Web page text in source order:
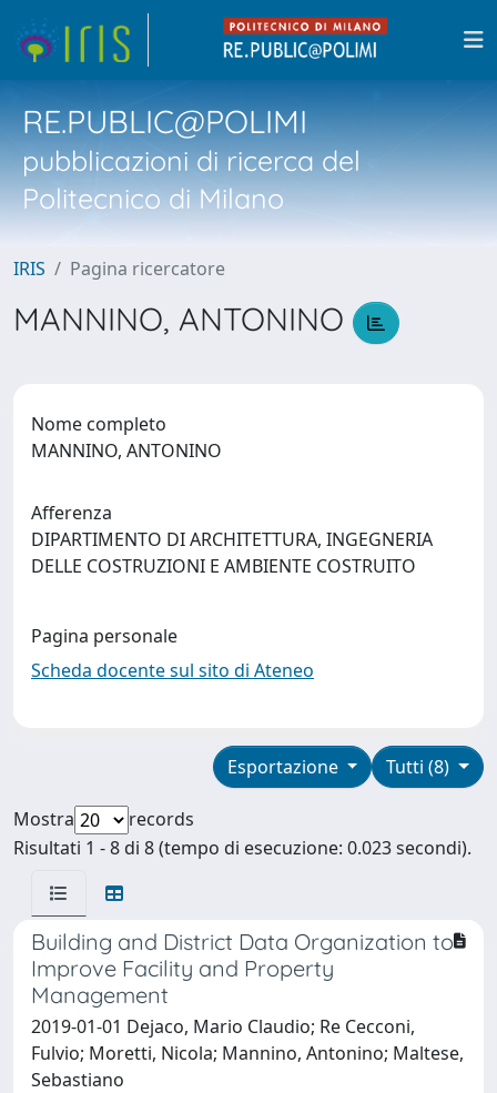
RE.PUBLIC@POLIMI
pubblicazioni di ricerca del
Politecnico di Milano
IRIS Pagina ricercatore
MANNINO, ANTONINO
Nome completo
MANNINO, ANTONINO
Afferenza
DIPARTIMENTO DI ARCHITETTURA, INGEGNERIA
DELLE COSTRUZIONI E AMBIENTE COSTRUITO
Pagina personale
Scheda docente sul sito di Ateneo
Tutti (8)
Esportazione
Mostra
records
Risultati 1 - 8 di 8 (tempo di esecuzione: 0.023 secondi).
Building and District Data Organization to
Improve Facility and Property
Management
2019-01-01 Dejaco, Mario Claudio; Re Cecconi,
Fulvio; Moretti, Nicola; Mannino, Antonino; Maltese,
Sebastiano